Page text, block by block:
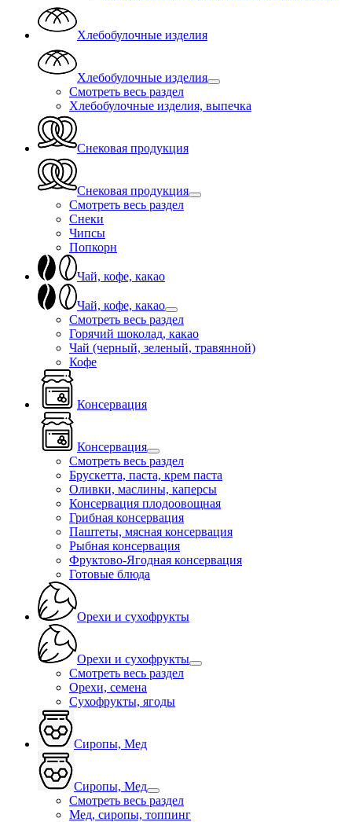
Хлебобулочные изделия
Хлебобулочные изделия
Смотреть весь раздел
Хлебобулочные изделия, выпечка
Снековая продукция
Снековая продукция
Смотреть весь раздел
Снеки
Чипсы
Попкорн
Чай, кофе, какао
Чай, кофе, какао
Смотреть весь раздел
Горячий шоколад, какао
Чай (черный, зеленый, травянной)
Кофе
Консервация
Консервация
Смотреть весь раздел
Брускетта, паста, крем паста
Оливки, маслины, каперсы
Консервация плодоовощная
Грибная консервация
Паштеты, мясная консервация
Рыбная консервация
Фруктово-Ягодная консервация
Готовые блюда
Орехи и сухофрукты
Орехи и сухофрукты
Смотреть весь раздел
Орехи, семена
Сухофрукты, ягоды
Сиропы, Мед
Сиропы, Мед
Смотреть весь раздел
Мед, сиропы, топпинг